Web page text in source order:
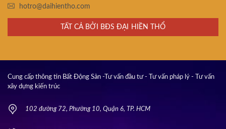
hotro@daihientho.com
TẤT CẢ BỞI BĐS ĐẠI HIỀN THỔ
Cung cấp thông tin Bất Động Sản -Tư vấn đầu tư - Tư vấn pháp lý - Tư vấn
xây dựng kiến trúc
102 đường 72, Phường 10, Quận 6, TP. HCM